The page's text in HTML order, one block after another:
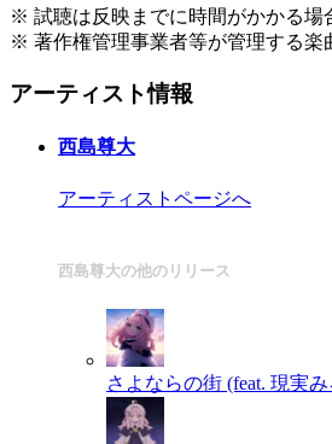
※ 試聴は反映までに時間がかかる場
※ 著作権管理事業者等が管理する楽
アーティスト情報
西島尊大
アーティストページへ
西島尊大の他のリリース
さよならの街 (feat. 現実